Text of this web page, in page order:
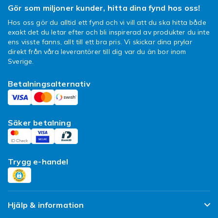
har samlat mängder av Fossilprodukter här
hos oss för dig att välja och vraka bland! Vad
sägs om en snygg analog klocka till henne
eller kanske ett par machettknappar till
honom? Eller du kanske snarare letar efter en
praktisk och snygg plånbok? Vilken typ av
accessoar du än vill ha så har du valt rätt
märke att kika närmare på. Fossil har
nämligen det bästa av det bästa för både män
Gör som miljoner kunder, hitta dina fynd hos oss!
Hos oss gör du alltid ett fynd och vi vill att du ska hitta både
exakt det du letar efter och bli inspirerad av produkter du inte
ens visste fanns, allt till ett bra pris. Vi skickar dina prylar
direkt från våra leverantörer till dig var du än bor inom
Sverige.
Betalningsalternativ
Säker betalning
Trygg e-handel
Hjälp & information